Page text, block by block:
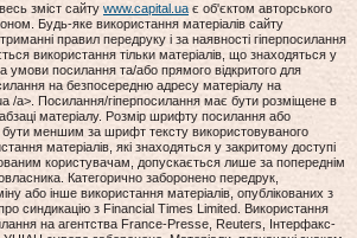
зміст сайту www.capital.ua є об'єктом авторського
Будь-яке використання матеріалів сайту
правил передруку і за наявності гіперпосилання
використання тільки матеріалів, що знаходяться у
умови посилання та/або прямого відкритого для
на безпосередню адресу матеріалу на
/a>. Посилання/гіперпосилання має бути розміщене в
матеріалу. Розмір шрифту посилання або
бути меншим за шрифт тексту використовуваного
матеріалів, які знаходяться у закритому доступі
користувачам, допускається лише за попереднім
Категорично заборонено передрук,
або інше використання матеріалів, опублікованих з
синдикацію з Financial Times Limited. Використання
на агентства France-Presse, Reuters, Інтерфакс-